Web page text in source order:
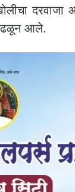
दरवाजा
आले.